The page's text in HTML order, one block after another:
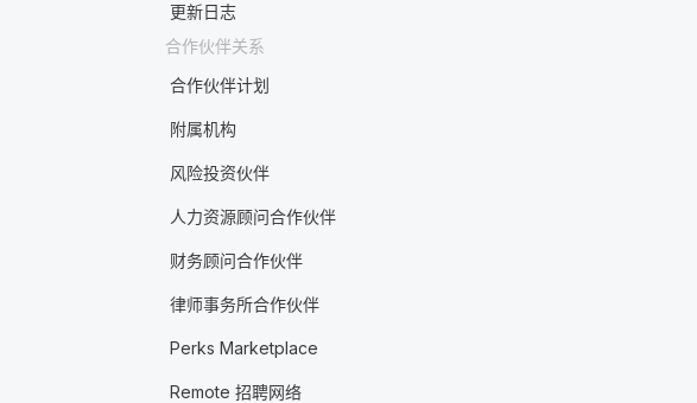
更新日志
合作伙伴关系
合作伙伴计划
附属机构
风险投资伙伴
人力资源顾问合作伙伴
财务顾问合作伙伴
律师事务所合作伙伴
Perks Marketplace
Remote 招聘网络